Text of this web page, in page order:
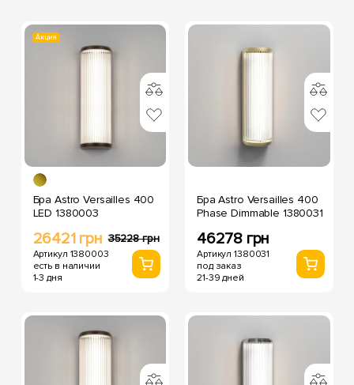
Акция
Бра Astro Versailles 400
LED 1380003
26421 грн 35228 грн
Артикул 1380003
есть в наличии
1-3 дня
Бра Astro Versailles 400
Phase Dimmable 1380031
46278 грн
Артикул 1380031
под заказ
21-39 дней